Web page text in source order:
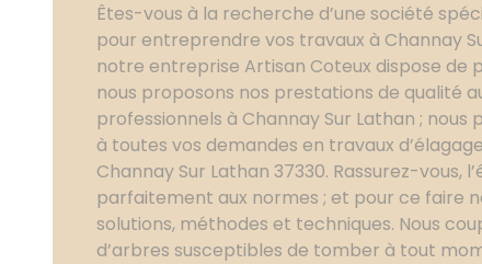
Êtes-vous à la recherche d’une société
pour entreprendre vos travaux à Channay
notre entreprise Artisan Coteux dispose de
nous proposons nos prestations de qualité
professionnels à Channay Sur Lathan ;
à toutes vos demandes en travaux
Channay Sur Lathan 37330. Rassurez-vous,
parfaitement aux normes ; et pour ce faire
solutions, méthodes et techniques. Nous
d’arbres susceptibles de tomber à tout